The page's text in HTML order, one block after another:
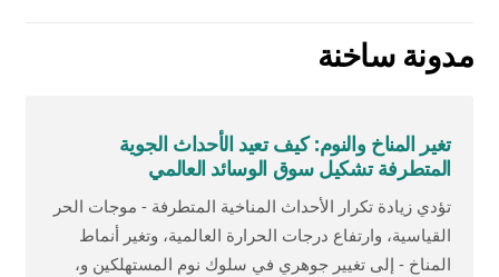
مدونة ساخنة
تغير المناخ والنوم: كيف تعيد الأحداث الجوية
المتطرفة تشكيل سوق الوسائد العالمي
تؤدي زيادة تكرار الأحداث المناخية المتطرفة - موجات الحر
القياسية، وارتفاع درجات الحرارة العالمية، وتغير أنماط
المناخ - إلى تغيير جوهري في سلوك نوم المستهلكين و،